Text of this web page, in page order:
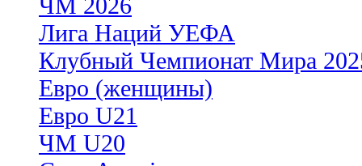
Лига Наций УЕФА
Клубный Чемпионат Мира
Евро (женщины)
Евро U21
ЧМ U20